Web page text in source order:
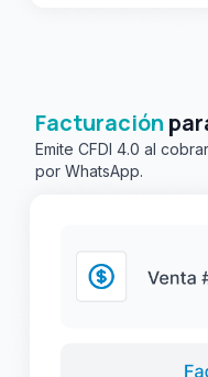
Facturación
Emite CFDI 4.0 al
por WhatsApp.